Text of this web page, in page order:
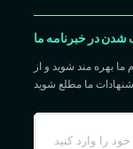
در خبرنامه ما
بهره مند شوید و از
ما مطلع شوید